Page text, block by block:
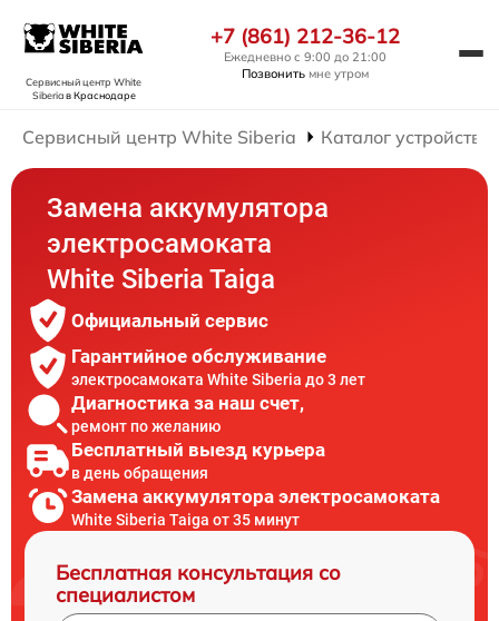
Сервисный центр White
Siberiaв Краснодаре
+7 (861) 212-36-12
Ежедневно с 9:00 до 21:00
Позвонить мне утром
Сервисный центр White Siberia Каталог устройств
Замена аккумулятора
электросамоката
White Siberia Taiga
Официальный сервис
Гарантийное обслуживание
электросамоката White Siberia до 3 лет
Диагностика за наш счет,
ремонт по желанию
Бесплатный выезд курьера
в день обращения
Замена аккумулятора электросамоката
White Siberia Taiga от 35 минут
Бесплатная консультация со
специалистом